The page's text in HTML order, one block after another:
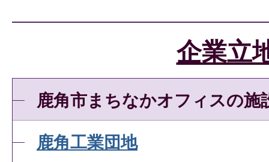
企業立
鹿角市まちなかオフィスの施
鹿角工業団地